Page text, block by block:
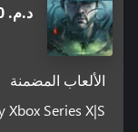
د.م.‏ 899,00+
الألعاب المضمنة
Xbox Series X|S